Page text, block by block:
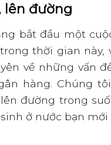
lên đường
bắt đầu một
thời gian này,
về những vấn
hàng. Chúng
đường trong
ở nước bạn mới